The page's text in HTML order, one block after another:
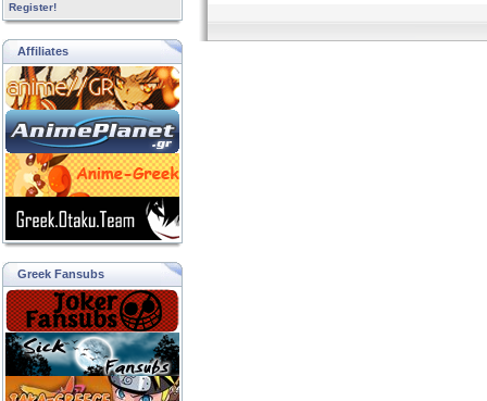
Register!
Affiliates
Greek Fansubs